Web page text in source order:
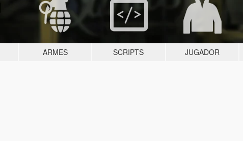
ARMES SCRIPTS JUGADOR